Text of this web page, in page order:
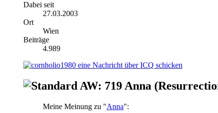
Dabei seit
27.03.2003
Ort
Wien
Beiträge
4.989
AW: 719 Anna
Meine Meinung zu "Anna":